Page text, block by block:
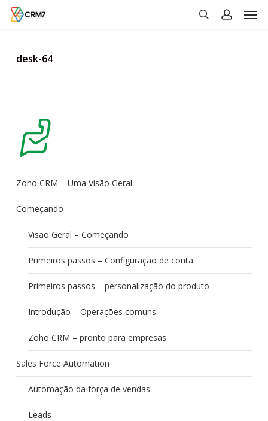
Skip
contentdesk-64
Zoho CRM – Uma Visão Geral
Começando
Visão Geral – Começando
Primeiros passos – Configuração de conta
Primeiros passos – personalização do produto
Introdução – Operações comuns
Zoho CRM – pronto para empresas
Sales Force Automation
Automação da força de vendas
Leads